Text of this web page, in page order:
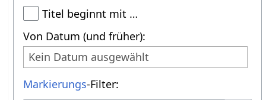
Titel beginnt mit …
Von Datum (und früher):
Kein Datum ausgewählt
Markierungs-Filter: